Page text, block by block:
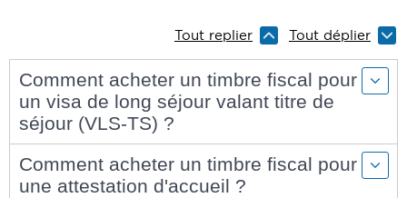
Tout replier Tout déplier
Comment acheter un timbre fiscal pour
un visa de long séjour valant titre de
séjour (VLS-TS) ?
Comment acheter un timbre fiscal pour
une attestation d'accueil ?